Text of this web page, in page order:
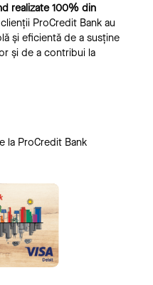
realizate 100% din
ProCredit Bank au
și eficientă de a susține
și de a contribui la
la ProCredit Bank